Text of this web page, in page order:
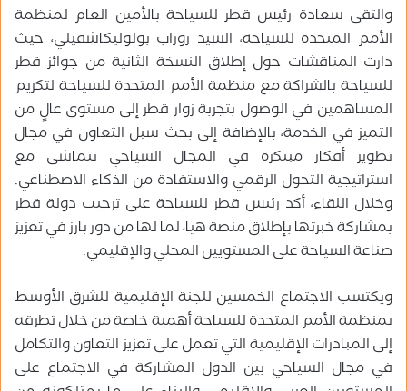
والتقى سعادة رئيس قطر للسياحة بالأمين العام لمنظمة
الأمم المتحدة للسياحة، السيد زوراب بولوليكاشفيلي، حيث
دارت المناقشات حول إطلاق النسخة الثانية من جوائز قطر
للسياحة بالشراكة مع منظمة الأمم المتحدة للسياحة لتكريم
المساهمين في الوصول بتجربة زوار قطر إلى مستوى عالٍ من
التميز في الخدمة، بالإضافة إلى بحث سبل التعاون في مجال
تطوير أفكار مبتكرة في المجال السياحي تتماشى مع
استراتيجية التحول الرقمي والاستفادة من الذكاء الاصطناعي.
وخلال اللقاء، أكد رئيس قطر للسياحة على ترحيب دولة قطر
بمشاركة خبرتها بإطلاق منصة هيا، لما لها من دور بارز في تعزيز
صناعة السياحة على المستويين المحلي والإقليمي.
ويكتسب الاجتماع الخمسين للجنة الإقليمية للشرق الأوسط
بمنظمة الأمم المتحدة للسياحة أهمية خاصة من خلال تطرقه
إلى المبادرات الإقليمية التي تعمل على تعزيز التعاون والتكامل
في مجال السياحي بين الدول المشاركة في الاجتماع على